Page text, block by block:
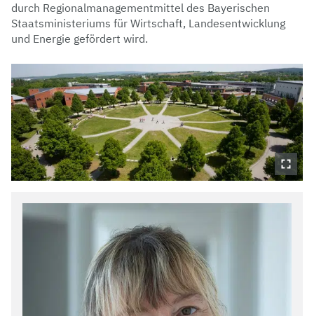
durch Regionalmanagementmittel des Bayerischen
Staatsministeriums für Wirtschaft, Landesentwicklung
und Energie gefördert wird.